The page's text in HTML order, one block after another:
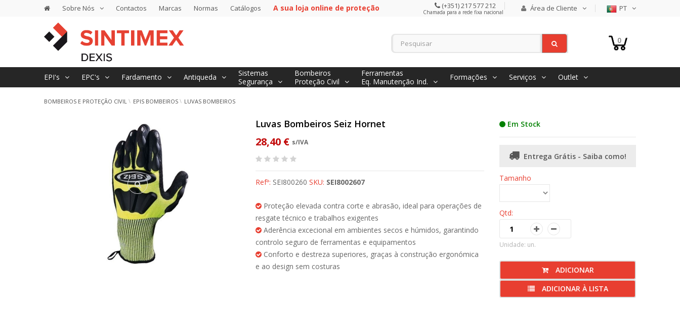
Sobre Nós Contactos Marcas Normas Catálogos A sua loja online de proteção (+351) 217 577 212
Chamada para a rede fixa nacional Área de Cliente PT
0
EPI's EPC's Fardamento Antiqueda
Sistemas
Segurança
Bombeiros
Proteção Civil
Ferramentas
Eq. Manutenção Ind.
Formações Serviços Outlet
BOMBEIROS E PROTEÇÃO CIVIL EPIS BOMBEIROS LUVAS BOMBEIROS
Luvas Bombeiros Seiz Hornet
28,40 € s/IVA
Refª: SEI800260 SKU: SEI8002607
Proteção elevada contra corte e abrasão, ideal para operações de
resgate técnico e trabalhos exigentes
Aderência excecional em ambientes secos e húmidos, garantindo
controlo seguro de ferramentas e equipamentos
Conforto e destreza superiores, graças à construção ergonómica
e ao design sem costuras
Em Stock
Entrega Grátis - Saiba como!
Tamanho
Qtd:
Unidade: un.
ADICIONAR
ADICIONAR À LISTA